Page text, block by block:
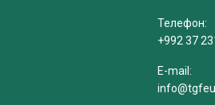
Телефон:
+992 37
E-mail: